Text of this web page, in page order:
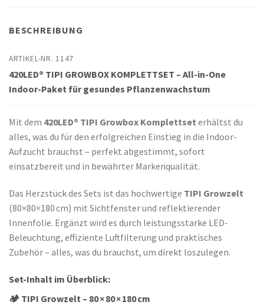
BESCHREIBUNG
ARTIKEL-NR. 1147
420LED® TIPI GROWBOX KOMPLETTSET – All-in-One
Indoor-Paket für gesundes Pflanzenwachstum
Mit dem 420LED® TIPI Growbox Komplettset erhältst du
alles, was du für den erfolgreichen Einstieg in die Indoor-
Aufzucht brauchst – perfekt abgestimmt, sofort
einsatzbereit und in bewährter Markenqualität.
Das Herzstück des Sets ist das hochwertige TIPI Growzelt
(80×80×180 cm) mit Sichtfenster und reflektierender
Innenfolie. Ergänzt wird es durch leistungsstarke LED-
Beleuchtung, effiziente Luftfilterung und praktisches
Zubehör – alles, was du brauchst, um direkt loszulegen.
Set-Inhalt im Überblick:
🏕️ TIPI Growzelt – 80 × 80 × 180 cm